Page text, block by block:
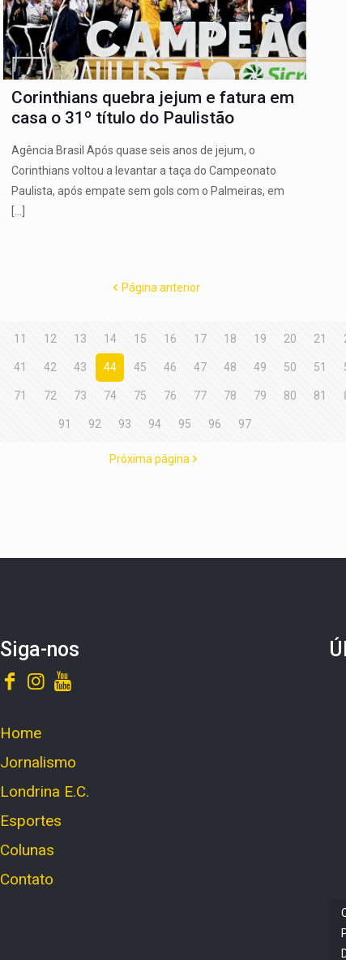
Corinthians quebra jejum e fatura em
casa o 31º título do Paulistão
Agência Brasil Após quase seis anos de jejum, o
Corinthians voltou a levantar a taça do Campeonato
Paulista, após empate sem gols com o Palmeiras, em
Página anterior
11 12 13 14 15 16 17 18 19 20 21
41 42 43 44 45 46 47 48 49 50 51
71 72 73 74 75 76 77 78 79 80 81
91 92 93 94 95 96 97
Próxima página
Siga-nos
Home
Jornalismo
Londrina E.C.
Esportes
Colunas
Contato